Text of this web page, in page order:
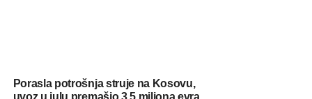
Porasla potrošnja struje na Kosovu,
uvoz u julu premašio 3,5 miliona evra